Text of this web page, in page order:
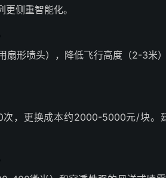
侧重智能化。
扇形喷头），降低飞行高度（2-3米
，更换成本约2000-5000元/块。